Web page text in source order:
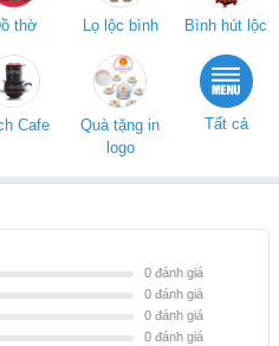
thờ Lọ lộc bình Bình hút lộc
Cafe
Quà tặng in
logo
Tất cả
0đánh giá
0đánh giá
0đánh giá
0đánh giá